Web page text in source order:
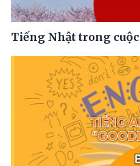
Tiếng Nhật trong